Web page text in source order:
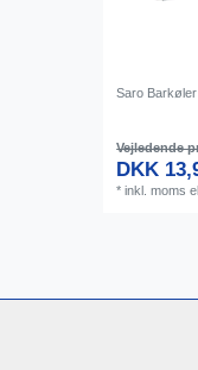
Saro
Vejledende
DKK
*inkl. moms